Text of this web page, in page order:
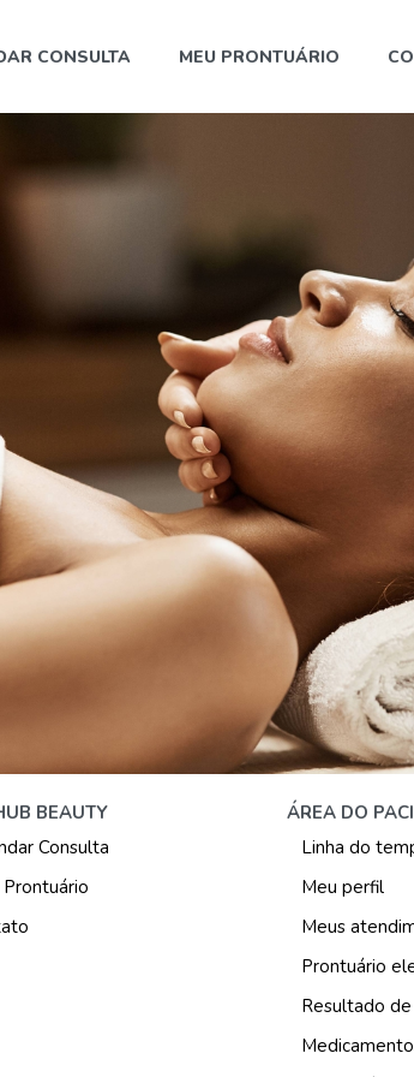
CONSULTA MEU PRONTUÁRIO
BEAUTY
Consulta
ÁREA DO
Linha do
Meu perfil
Meus
Prontuário
Resultado